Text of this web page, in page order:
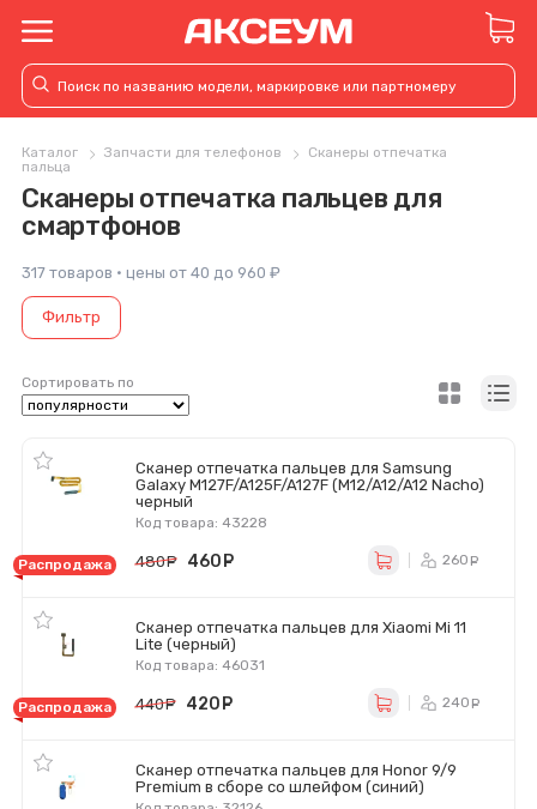
Каталог Запчасти для телефонов
Сканеры отпечатка
пальца
Сканеры отпечатка пальцев для
смартфонов
317 товаров · цены от 40 до 960 ₽
Фильтр
Сортировать по
Сканер отпечатка пальцев для Samsung
Galaxy M127F/A125F/A127F (M12/A12/A12 Nacho)
черный
Код товара: 43228
Распродажа 480 руб.
460 260
Сканер отпечатка пальцев для Xiaomi Mi 11
Lite (черный)
Код товара: 46031
Распродажа 440 руб.
420 240
Сканер отпечатка пальцев для Honor 9/9
Premium в сборе со шлейфом (синий)